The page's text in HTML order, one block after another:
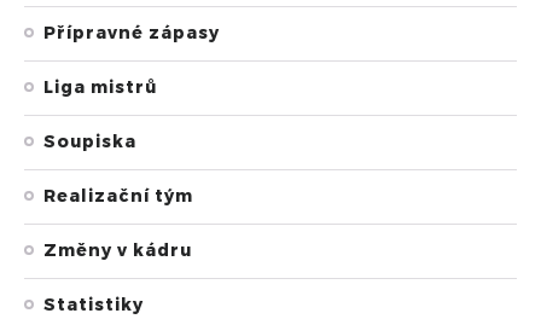
Přípravné zápasy
Liga mistrů
Soupiska
Realizační tým
Změny v kádru
Statistiky